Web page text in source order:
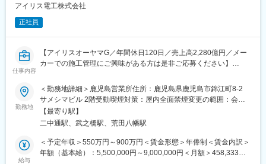
（4）技術的支援と現場での問題解決
施工作業中に発生する製品不具合などについて社内の関係各所と
連携して対応します。また、協力業者への施工指示・教育なども
行います。
（5）書類作成
工事開始前の安全書類、工事後の竣工書類など作成を行います。
見積書、施工計画書や工事完了報告書など設計図面以外の図面関
■出張：
現場の受注状況により変化しますが、現状割合としては小規模の
案件が多いので長期且つ遠方の出張などは頻発はしない状況で
もございます。
アイリス電工株式会社
正社員
仕事内容
【アイリスオーヤマG／年間休日120日／売上高2,280億円／メー
カーでの施工管理にご興味がある方は是非ご応募ください】
■業務概要：
当社で手掛けるLED照明やデジタルサイネージなどの施工管理業
務をお任せします。営業部門と連携し、多様な案件を担当しま
す。
担当する業務としては、商業施設やオフィス、工場、ホテルなど
非住宅の案件がメインになる見込みです。
勤務地
＜勤務地詳細＞鹿児島営業所住所：鹿児島県鹿児島市錦江町8-2
サメシマビル 2階受動喫煙対策：屋内全面禁煙変更の範囲：会社
の定める事業所
【最寄り駅】
二中通駅、武之橋駅、荒田八幡駅
給与
＜予定年収＞550万円～900万円＜賃金形態＞年俸制＜賃金内訳＞
年額（基本給）：5,500,000円～9,000,000円＜月額＞458,333円